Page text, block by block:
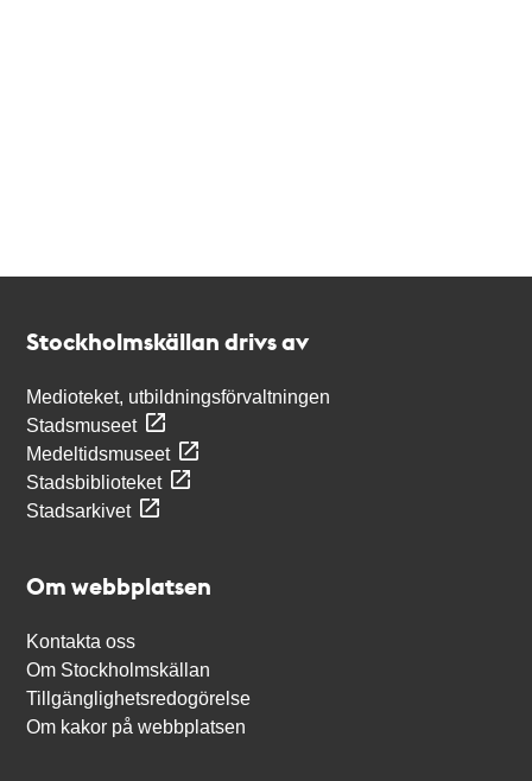
Stockholmskällan drivs av
Medioteket, utbildningsförvaltningen
Stadsmuseet
Medeltidsmuseet
Stadsbiblioteket
Stadsarkivet
Om webbplatsen
Kontakta oss
Om Stockholmskällan
Tillgänglighetsredogörelse
Om kakor på webbplatsen